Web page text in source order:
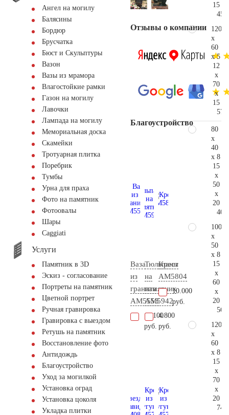
Ангел на могилу
Балясины
Бордюр
Брусчатка
Бюст и Скульптуры
Вазон
Вазы из мрамора
Влагостойкие рамки
Газон на могилу
Лавочки
Лампада на могилу
Мемориальная доска
Скамейки
Тротуарная плитка
Поребрик
Тумбы
Урна для праха
Фото на памятник
Фотоовалы
Шары
Сaggiati
Услуги
Памятник в 3D
Эскиз - согласование
Портреты на памятник
Цветной портрет
Ручная гравировка
Гравировка с выездом
Ретушь на памятник
Восстановление фото
Антидождь
Благоустройство
Уход за могилкой
Установка оград
Установка цоколя
Укладка плитки
Отзывы о компании
Благоустройство
Ваза
из
гранита
AM5553
11.100
руб.
Тюльпаны
на
памятник
AM5942
4.800
руб.
Крест
AM5804
10.000
руб.
15
120
x
60
x 5
12
x
70
x
15
80
x
40
x 8
15
x
50
x
20
100
x
50
x 8
15
x
60
x
20
120
x
60
x 8
15
x
70
x
20